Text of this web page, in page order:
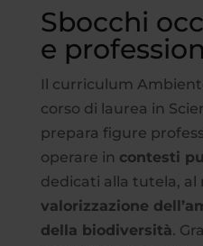
Sbocchi
e
Il curriculum
corso di laurea in
prepara figure
operare in contesti
dedicati alla tutela, al
valorizzazione
della biodiversità.